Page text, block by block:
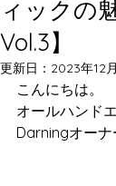
ィックの
Vol.3】
更新日： 2023年12
こんにちは。
オールハンド
Darningオーナ